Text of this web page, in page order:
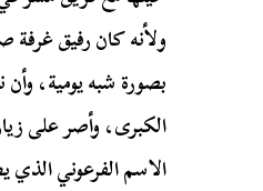
ولأنه كان رفيق غرفة
بصورة شبه يومية،
الكبرى، وأصر على
الاسم الفرعوني